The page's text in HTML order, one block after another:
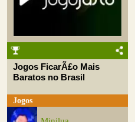
Jogos FicarÃ£o Mais
Baratos no Brasil
Jogos